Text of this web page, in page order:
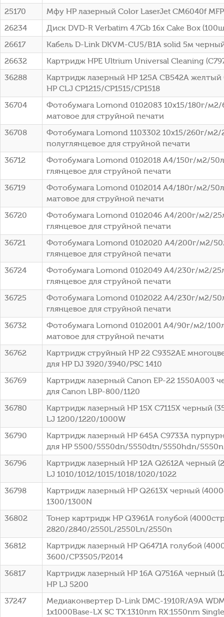
25170
Мфу HP лазерный Color LaserJet CM6040f
26234
Диск DVD-R Verbatim 4.7Gb 16x Cake Box
26617
Кабель D-Link DKVM-CU5/B1A solid 5м
26632
Картридж HPE Ultrium Universal Cleaning
36288
Картридж лазерный HP 125A CB542A желтый
HP CLJ CP1215/CP1515/CP1518
36704
Фотобумага Lomond 0102083 10x15/180г/
матовое для струйной печати
36708
Фотобумага Lomond 1103302 10x15/260г/
полуглянцевое для струйной печати
36712
Фотобумага Lomond 0102018 A4/150г/м2/
глянцевое для струйной печати
36719
Фотобумага Lomond 0102014 A4/180г/м2/
матовое для струйной печати
36720
Фотобумага Lomond 0102046 A4/200г/м2/
глянцевое для струйной печати
36721
Фотобумага Lomond 0102020 A4/200г/м2/
глянцевое для струйной печати
36724
Фотобумага Lomond 0102049 A4/230г/м2/
глянцевое для струйной печати
36725
Фотобумага Lomond 0102022 A4/230г/м2/
глянцевое для струйной печати
36732
Фотобумага Lomond 0102001 A4/90г/м2/
матовое для струйной печати
36762
Картридж струйный HP 22 C9352AE
для HP DJ 3920/3940/PSC 1410
36769
Картридж лазерный Canon EP-22 1550A003
для Canon LBP-800/1120
36780
Картридж лазерный HP 15X C7115X черный
LJ 1200/1220/1000W
36790
Картридж лазерный HP 645A C9733A
для HP 5500/5550dn/5550dtn/5550hdn/5550n
36796
Картридж лазерный HP 12A Q2612A черный
LJ 1010/1012/1015/1018/1020/1022
36798
Картридж лазерный HP Q2613X черный
1300/1300N
36802
Тонер картридж HP Q3961A голубой
2820/2840/2550L/2550Ln/2550n
36812
Картридж лазерный HP Q6471A голубой
3600/CP3505/P2014
36817
Картридж лазерный HP 16A Q7516A черный
HP LJ 5200
37247
Медиаконвертер D-Link DMC-1910R/A9A
1x1000Base-LX SC ТХ:1310nm RX:1550nm